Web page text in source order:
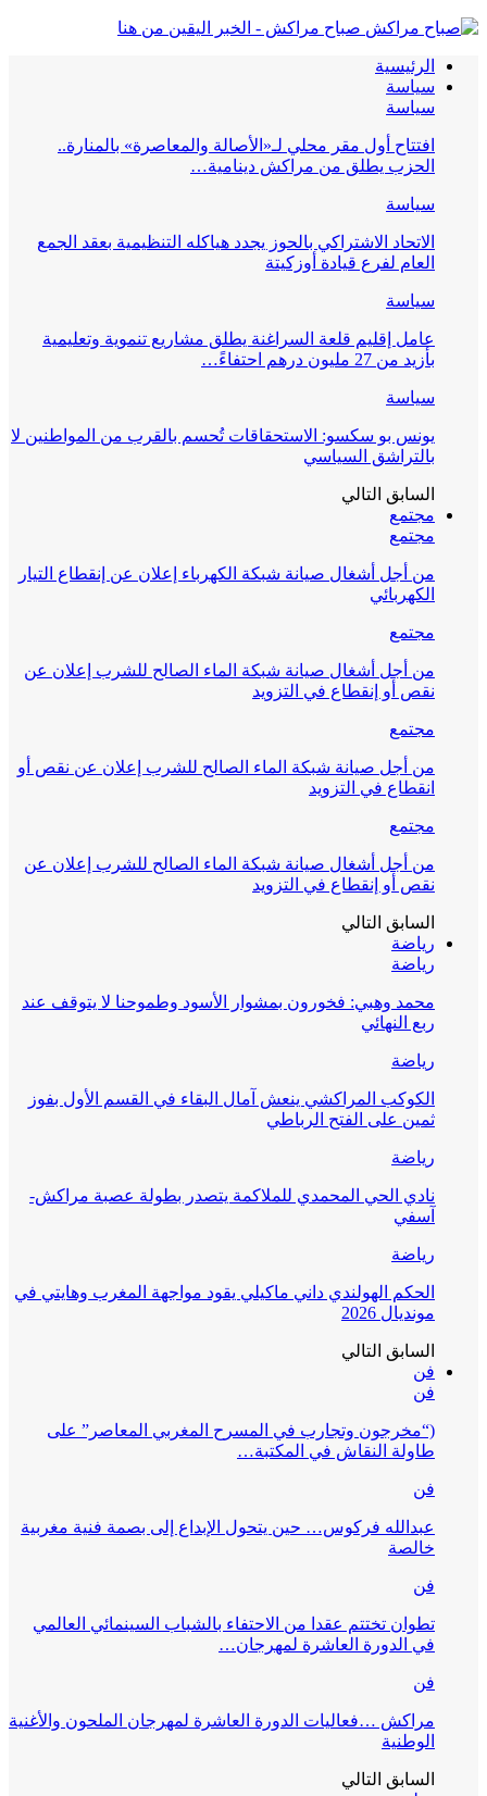
صباح مراكش - الخبر اليقين من هنا
الرئيسية
سياسة
سياسة
افتتاح أول مقر محلي لـ«الأصالة والمعاصرة» بالمنارة..
الحزب يطلق من مراكش دينامية…
سياسة
الاتحاد الاشتراكي بالحوز يجدد هياكله التنظيمية بعقد الجمع
العام لفرع قيادة أوزكيتة
سياسة
عامل إقليم قلعة السراغنة يطلق مشاريع تنموية وتعليمية
بأزيد من 27 مليون درهم احتفاءً…
سياسة
يونس بو سكسو: الاستحقاقات تُحسم بالقرب من المواطنين لا
بالتراشق السياسي
السابق التالي
مجتمع
مجتمع
من أجل أشغال صيانة شبكة الكهرباء إعلان عن إنقطاع التيار
الكهربائي
مجتمع
من أجل أشغال صيانة شبكة الماء الصالح للشرب إعلان عن
نقص أو إنقطاع في التزويد
مجتمع
من أجل صيانة شبكة الماء الصالح للشرب إعلان عن نقص أو
انقطاع في التزويد
مجتمع
من أجل أشغال صيانة شبكة الماء الصالح للشرب إعلان عن
نقص أو إنقطاع في التزويد
السابق التالي
رياضة
رياضة
محمد وهبي: فخورون بمشوار الأسود وطموحنا لا يتوقف عند
ربع النهائي
رياضة
الكوكب المراكشي ينعش آمال البقاء في القسم الأول بفوز
ثمين على الفتح الرباطي
رياضة
نادي الحي المحمدي للملاكمة يتصدر بطولة عصبة مراكش-
آسفي
رياضة
الحكم الهولندي داني ماكيلي يقود مواجهة المغرب وهايتي في
مونديال 2026
السابق التالي
فن
فن
(“مخرجون وتجارب في المسرح المغربي المعاصر” على
طاولة النقاش في المكتبة…
فن
عبدالله فركوس… حين يتحول الإبداع إلى بصمة فنية مغربية
خالصة
فن
تطوان تختتم عقدا من الاحتفاء بالشباب السينمائي العالمي
في الدورة العاشرة لمهرجان…
فن
مراكش …فعاليات الدورة العاشرة لمهرجان الملحون والأغنية
الوطنية
السابق التالي